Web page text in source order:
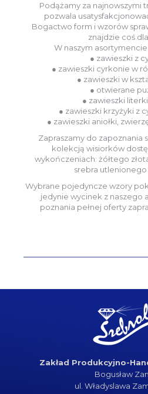
Podążamy za najnowszymi
pozwala
Bogactwo form i wzorów
znajdzie coś
W naszym asortymencie
● zawieszki z
● zawieszki cyrkonie w
● zawieszki w
● otwierane
● zawieszki
● zawieszki krzyżyki z
● zawieszki aniołki,
Zapraszamy do zapoznania
kolekcją wisiorków
wykończeniach: żółtego
srebra utlenionego
Wybrane pojedyncze wzory
jedynie wycinek z naszego
poznania pełnej oferty
Zakład Produkcyjno-
Bogusław
ul. Władyslawa